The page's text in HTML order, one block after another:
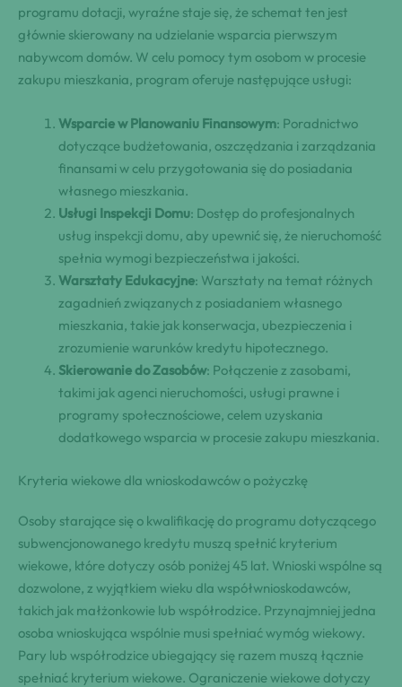
programu dotacji, wyraźne staje się, że schemat ten jest
głównie skierowany na udzielanie wsparcia pierwszym
nabywcom domów. W celu pomocy tym osobom w procesie
zakupu mieszkania, program oferuje następujące usługi:
Wsparcie w Planowaniu Finansowym: Poradnictwo
dotyczące budżetowania, oszczędzania i zarządzania
finansami w celu przygotowania się do posiadania
własnego mieszkania.
Usługi Inspekcji Domu: Dostęp do profesjonalnych
usług inspekcji domu, aby upewnić się, że nieruchomość
spełnia wymogi bezpieczeństwa i jakości.
Warsztaty Edukacyjne: Warsztaty na temat różnych
zagadnień związanych z posiadaniem własnego
mieszkania, takie jak konserwacja, ubezpieczenia i
zrozumienie warunków kredytu hipotecznego.
Skierowanie do Zasobów: Połączenie z zasobami,
takimi jak agenci nieruchomości, usługi prawne i
programy społecznościowe, celem uzyskania
dodatkowego wsparcia w procesie zakupu mieszkania.
Kryteria wiekowe dla wnioskodawców o pożyczkę
Osoby starające się o kwalifikację do programu dotyczącego
subwencjonowanego kredytu muszą spełnić kryterium
wiekowe, które dotyczy osób poniżej 45 lat. Wnioski wspólne są
dozwolone, z wyjątkiem wieku dla współwnioskodawców,
takich jak małżonkowie lub współrodzice. Przynajmniej jedna
osoba wnioskująca wspólnie musi spełniać wymóg wiekowy.
Pary lub współrodzice ubiegający się razem muszą łącznie
spełniać kryterium wiekowe. Ograniczenie wiekowe dotyczy